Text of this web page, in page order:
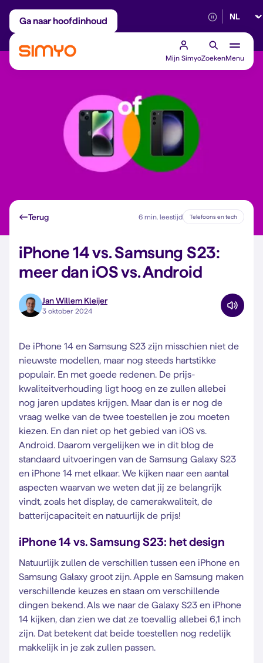
Ga naar hoofdinhoud
Maandelijks aanpasbaar Betrouwbaar
Mijn SimyoZoekenMenu
Terug 6 min. leestijd Telefoons en tech
iPhone 14 vs. Samsung S23:
meer dan iOS vs. Android
Jan Willem Kleijer
3 oktober 2024
De iPhone 14 en Samsung S23 zijn misschien niet de
nieuwste modellen, maar nog steeds hartstikke
populair. En met goede redenen. De prijs-
kwaliteitverhouding ligt hoog en ze zullen allebei
nog jaren updates krijgen. Maar dan is er nog de
vraag welke van de twee toestellen je zou moeten
kiezen. En dan niet op het gebied van iOS vs.
Android. Daarom vergelijken we in dit blog de
standaard uitvoeringen van de Samsung Galaxy S23
en iPhone 14 met elkaar. We kijken naar een aantal
aspecten waarvan we weten dat jij ze belangrijk
vindt, zoals het display, de camerakwaliteit, de
batterijcapaciteit en natuurlijk de prijs!
iPhone 14 vs. Samsung S23: het design
Natuurlijk zullen de verschillen tussen een iPhone en
Samsung Galaxy groot zijn. Apple en Samsung maken
verschillende keuzes en staan om verschillende
dingen bekend. Als we naar de Galaxy S23 en iPhone
14 kijken, dan zien we dat ze toevallig allebei 6,1 inch
zijn. Dat betekent dat beide toestellen nog redelijk
makkelijk in je zak zullen passen.